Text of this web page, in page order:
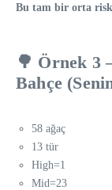
Bu tam bir orta
🌳 Örnek 3
Bahçe
58 ağaç
13 tür
High=1
Mid=23